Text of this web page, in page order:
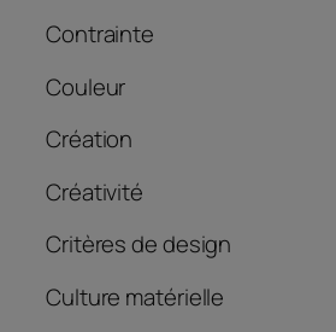
Contrainte
Couleur
Création
Créativité
Critères de design
Culture matérielle